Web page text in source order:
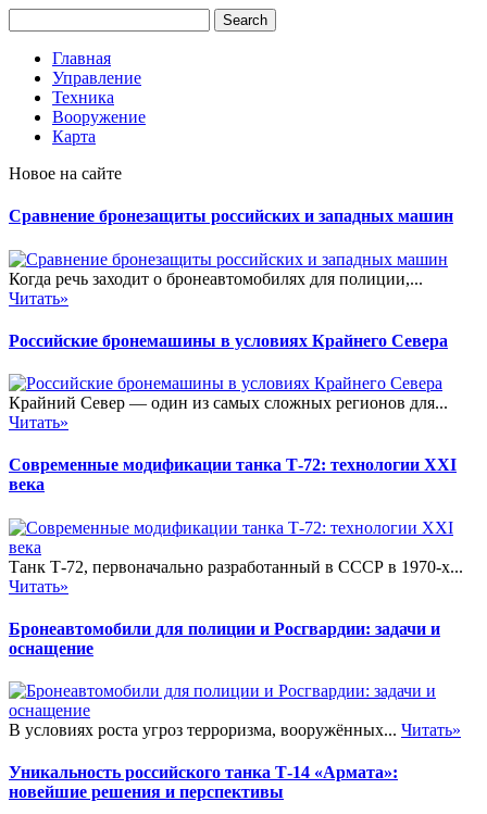
Главная
Управление
Техника
Вооружение
Карта
Новое на сайте
Сравнение бронезащиты российских и западных машин
Когда речь заходит о бронеавтомобилях для полиции,...
Читать»
Российские бронемашины в условиях Крайнего Севера
Крайний Север — один из самых сложных регионов для...
Читать»
Современные модификации танка Т-72: технологии XXI
века
Танк Т-72, первоначально разработанный в СССР в 1970-х...
Читать»
Бронеавтомобили для полиции и Росгвардии: задачи и
оснащение
В условиях роста угроз терроризма, вооружённых... Читать»
Уникальность российского танка Т-14 «Армата»:
новейшие решения и перспективы